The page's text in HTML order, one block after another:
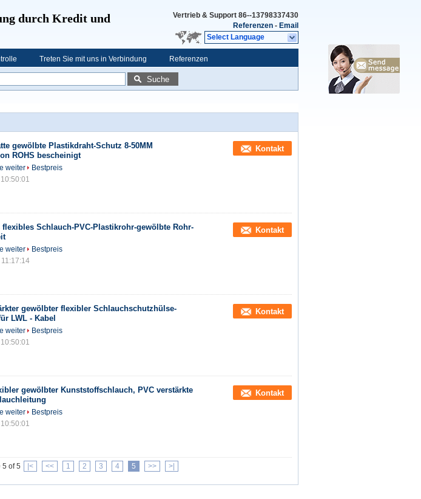
durch Kredit und Vertrieb & Support 86--13798337430
Referenzen - Email
Select Language
Treten Sie mit uns in Verbindung Referenzen
Suche
gewölbte Plastikdraht-Schutz 8-50MM
ROHS bescheinigt
Kontakt
weiter
Bestpreis
flexibles Schlauch-PVC-Plastikrohr-gewölbte Rohr-
Kontakt
weiter
Bestpreis
gewölbter flexibler Schlauchschutzhülse-
LWL - Kabel
Kontakt
weiter
Bestpreis
gewölbter Kunststoffschlauch, PVC verstärkte
Kontakt
weiter
Bestpreis
5 of 5 |< << 1 2 3 4 5 >> >|